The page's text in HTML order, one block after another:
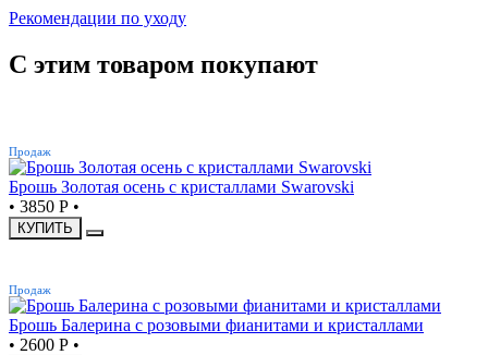
Рекомендации по уходу
С этим товаром покупают
Продаж
Брошь Золотая осень с кристаллами Swarovski
• 3850 Р •
КУПИТЬ
Продаж
Брошь Балерина с розовыми фианитами и кристаллами
• 2600 Р •